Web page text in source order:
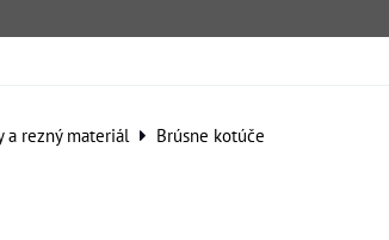
a rezný materiál Brúsne kotúče